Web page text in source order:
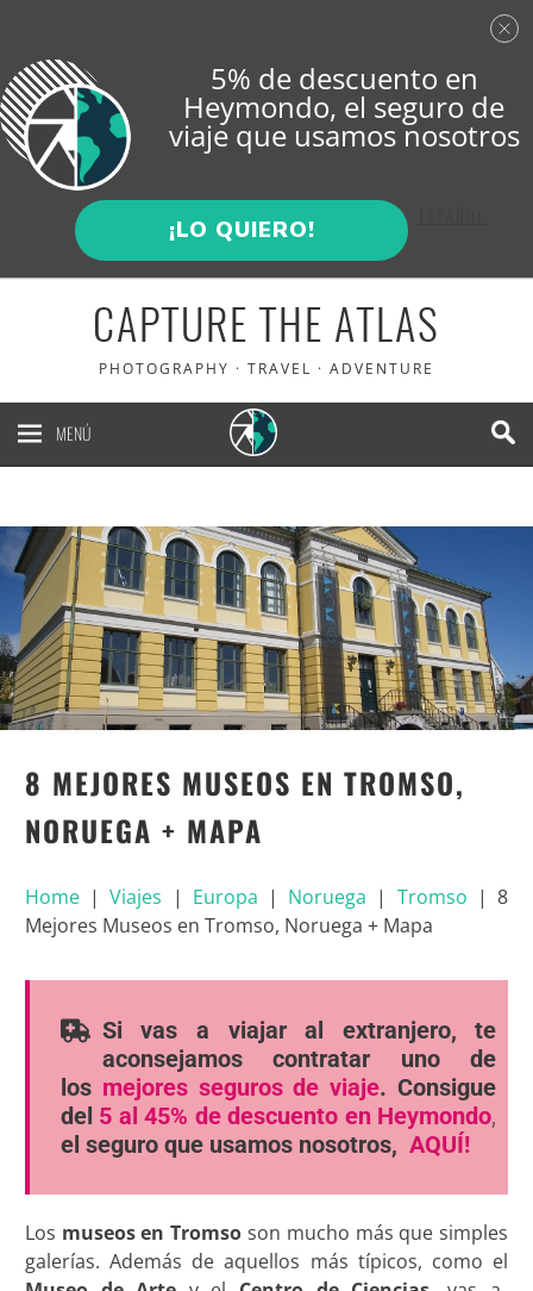
CAPTURE THE ATLAS
PHOTOGRAPHY · TRAVEL · ADVENTURE
MENÚ
8 MEJORES MUSEOS EN TROMSO,
NORUEGA + MAPA
Home|Viajes | Europa | Noruega | Tromso |8
Mejores Museos en Tromso, Noruega + Mapa
Si vas a viajar al extranjero, te
aconsejamos contratar uno de
los mejores seguros de viaje. Consigue
del 5 al 45% de descuento en Heymondo,
el seguro que usamos nosotros, AQUÍ!
Los museos en Tromso son mucho más que simples
galerías. Además de aquellos más típicos, como el
5% de descuento en
Heymondo, el seguro de
viaje que usamos nosotros
¡LO QUIERO!